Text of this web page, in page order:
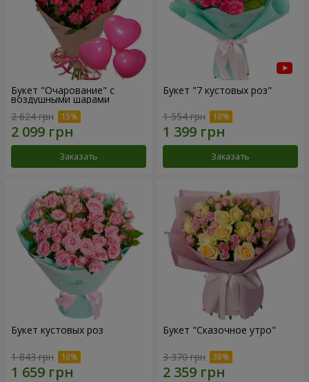
Букет "Очарование" с
воздушными шарами
2 624 грн
Заказать
Букет "7 кустовых роз"
1 554 грн
Заказать
Букет кустовых роз
1 843 грн
Букет "Сказочное утро"
3 370 грн